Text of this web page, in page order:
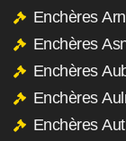
Enchères
Enchères
Enchères
Enchères
Enchères